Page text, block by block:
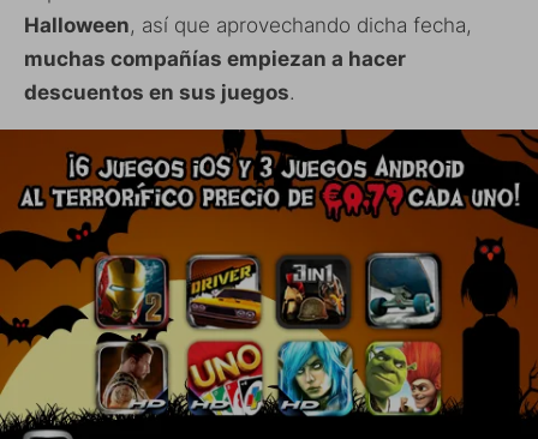
Halloween, así que aprovechando dicha fecha,
muchas compañías empiezan a hacer
descuentos en sus juegos.